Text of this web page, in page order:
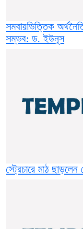
সমবায়ভিত্তিক
সম্ভব: ড. ইউনূস
স্ট্রেচারে মাঠ ছাড়লেন